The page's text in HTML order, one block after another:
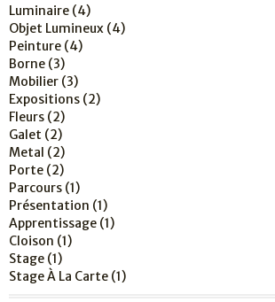
Luminaire (4)
Objet Lumineux (4)
Peinture (4)
Borne (3)
Mobilier (3)
Expositions (2)
Fleurs (2)
Galet (2)
Metal (2)
Porte (2)
Parcours (1)
Présentation (1)
Apprentissage (1)
Cloison (1)
Stage (1)
Stage À La Carte (1)